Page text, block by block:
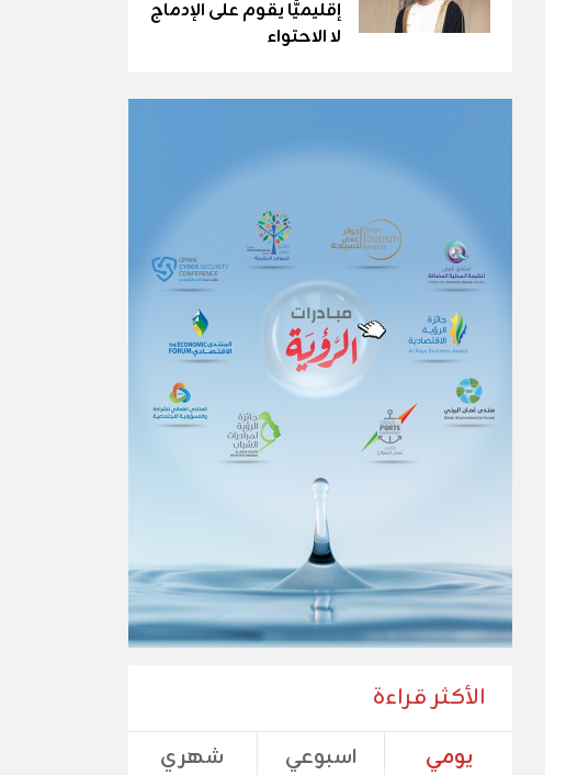
إقليميًّا يقوم على الإدماج
لا الاحتواء
الأكثر قراءة
يومي اسبوعي شهري